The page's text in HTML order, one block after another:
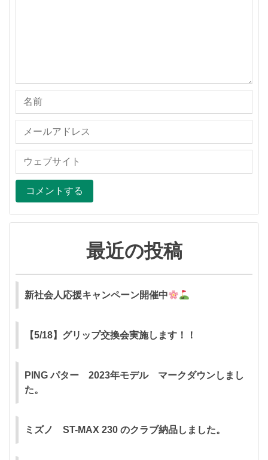
最近の投稿
新社会人応援キャンペーン開催中
【5/18】グリップ交換会実施します！！
PING パター 2023年モデル マークダウンしまし
た。
ミズノ ST-MAX 230 のクラブ納品しました。